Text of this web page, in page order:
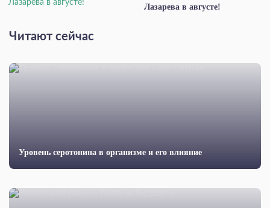
Лазарева в августе!
Читают сейчас
Уровень серотонина в организме и его влияние